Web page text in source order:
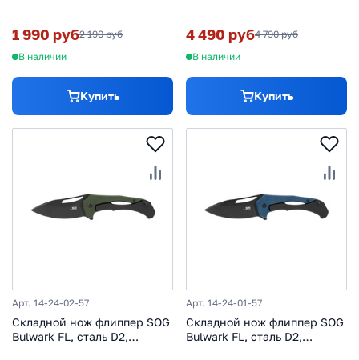
1 990 руб2 190 руб
В наличии
Купить
4 490 руб4 790 руб
В наличии
Купить
Арт. 14-24-02-57
Складной нож флиппер SOG
Bulwark FL, сталь D2,
Арт. 14-24-01-57
Складной нож флиппер SOG
Bulwark FL, сталь D2,